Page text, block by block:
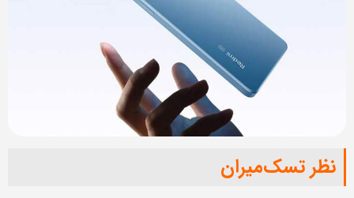
نظر تسک‌میران